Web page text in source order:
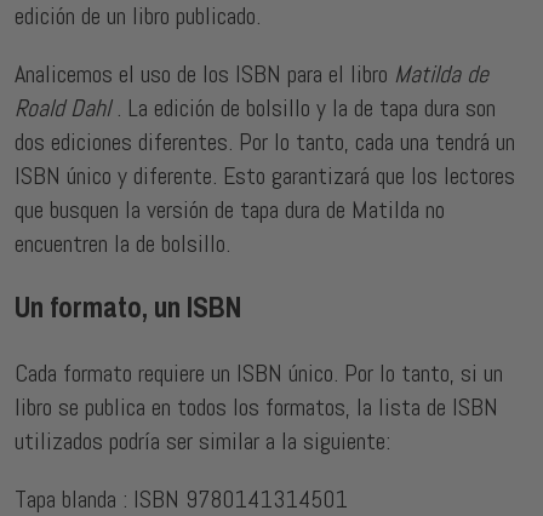
edición de un libro publicado.
Analicemos el uso de los ISBN para el libro Matilda de
Roald Dahl. La edición de bolsillo y la de tapa dura son
dos ediciones diferentes. Por lo tanto, cada una tendrá un
ISBN único y diferente. Esto garantizará que los lectores
que busquen la versión de tapa dura de Matilda no
encuentren la de bolsillo.
Un formato, un ISBN
Cada formato requiere un ISBN único. Por lo tanto, si un
libro se publica en todos los formatos, la lista de ISBN
utilizados podría ser similar a la siguiente:
Tapa blanda : ISBN 9780141314501